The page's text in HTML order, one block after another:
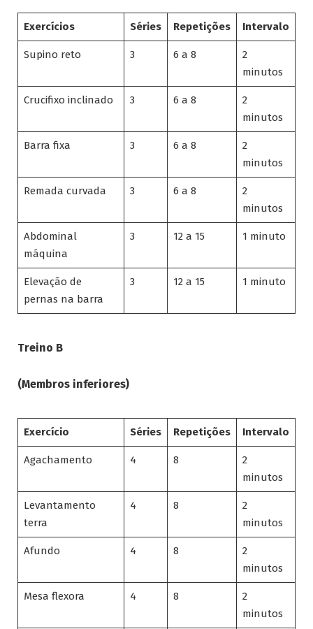
Exercícios Séries Repetições Intervalo
Supino reto 3 6 a 8
2
minutos
Crucifixo inclinado 3 6 a 8
2
minutos
Barra fixa 3 6 a 8
2
minutos
Remada curvada 3 6 a 8
2
minutos
Abdominal
máquina
3 12 a 15 1 minuto
Elevação de
pernas na barra
3 12 a 15 1 minuto
Treino B
(Membros inferiores)
Exercício Séries Repetições Intervalo
Agachamento 4 8
2
minutos
Levantamento
terra
4 8
2
minutos
Afundo 4 8
2
minutos
Mesa flexora 4 8
2
minutos